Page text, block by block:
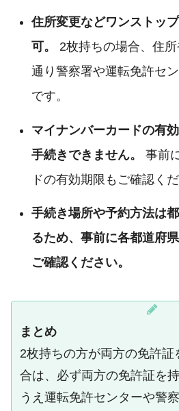
住所変更などワンストッ
可。
2枚持ちの場合、住
通り警察署や運転免許セ
です。
マイナンバーカードの有
手続きできません。
事前
ドの有効期限もご確認くだ
手続き場所や予約方法は
るため、事前に各都道府
ご確認ください。
まとめ
2枚持ちの方が両方の免許
合は、必ず両方の免許証を
うえ運転免許センターや警